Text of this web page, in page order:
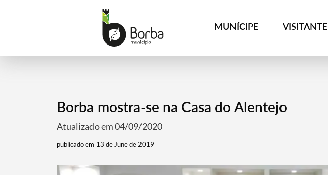
MUNÍCIPE VISITANTE
Borba mostra-se na Casa do Alentejo
Atualizado em 04/09/2020
publicado em 13 de June de 2019